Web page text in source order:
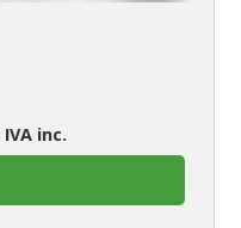
IVA inc.